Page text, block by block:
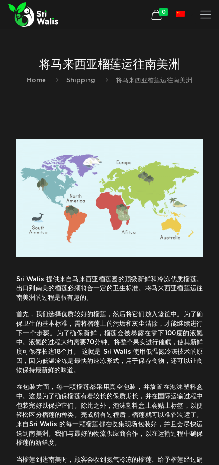
0
将马来西亚榴莲运往南美洲
Home Shipping 将马来西亚榴莲运往南美洲
Sri Walis 提供来自马来西亚榴莲园的顶级新鲜和冷冻优质榴莲。
出口到南美的榴莲必须符合一定的卫生标准。将马来西亚榴莲运往
南美洲的过程是很有趣的。
首先，我们选择优质较好的榴莲，然后将它们放入篮筐中。为了确
保卫生的基本标准，需将榴莲上的污垢和灰尘清除，才能继续进行
下一个步骤。为了确保新鲜，榴莲会被暴露在零下100度的液氮
中。液氮的过程大约需要70分钟。将整个果实进行催眠，使其新鲜
度可保存长达18个月。 这就是 Sri Walis 使用低温氮冷冻技术的原
因，因为低温冷冻是最快的速冻形式，用于保存食物，还可以让食
物保持最新鲜的味道。
在包装方面，每一颗榴莲都采用真空包装，并放置在泡沫塑料盒
中。这是为了确保榴莲有着较长的保质期长，并在国际运输过程中
包装完好以保护它们。除此之外，泡沫塑料盒上会贴上标签，以便
轻松区分榴莲的种类。完成所有过程后，榴莲就可以准备装运了。
来自Sri Walis 的每一颗榴莲都在收集现场包装好，并且会尽快运
送到南美洲。我们与最好的物流供应商合作，以在运输过程中确保
榴莲的新鲜度。
当榴莲到达南美时，顾客会收到氮气冷冻的榴莲。给予榴莲经过硝